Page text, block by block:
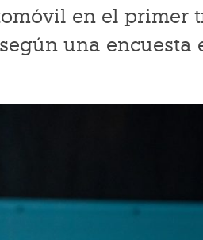
en el primer
una encuesta